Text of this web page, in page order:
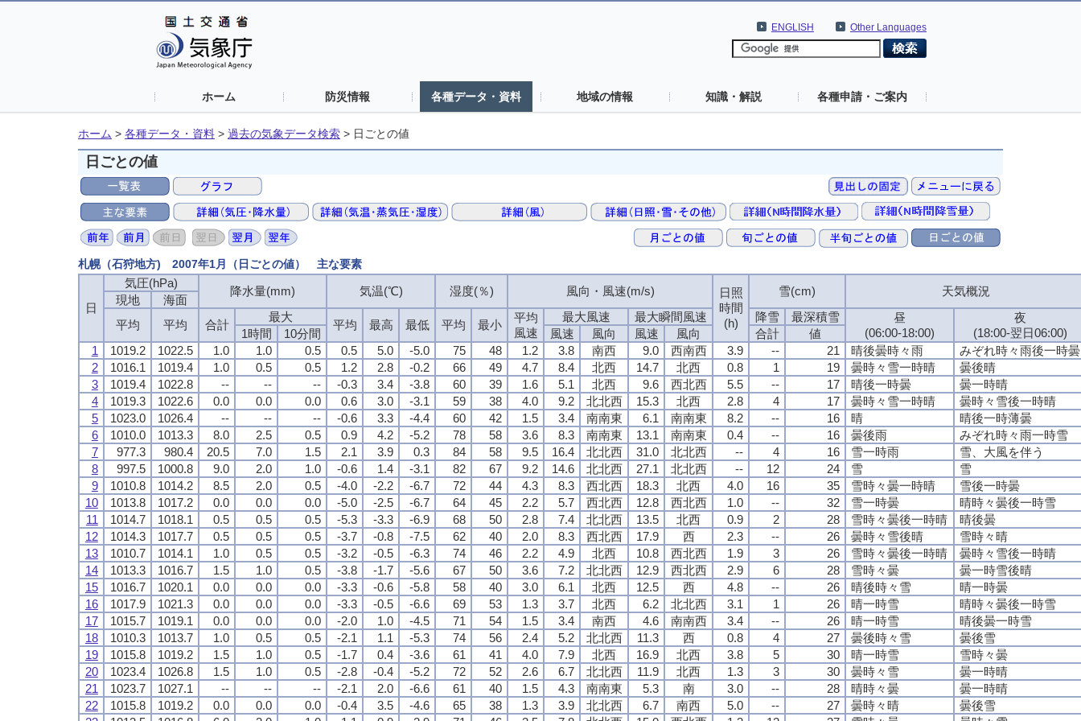
Other Languages
ENGLISH
ホーム 防災情報 各種データ・資料 地域の情報 知識・解説 各種申請・ご案内
ホーム > 各種データ・資料 > 過去の気象データ検索 > 日ごとの値
日ごとの値
札幌（石狩地方) 2007年1月（日ごとの値） 主な要素
日
気圧(hPa)
降水量(mm) 気温(℃) 湿度(％) 風向・風速(m/s)
日照
時間
(h)
雪(cm) 天気概況
現地
海面
平均
平均 合計
最大
平均 最高 最低 平均 最小
平均
風速
最大風速 最大瞬間風速 降雪 最深積雪
昼
(06:00-18:00)
夜
(18:00-翌日06:00)
1時間 10分間 風速 風向 風速 風向 合計
値
1
1019.2 1022.5 1.0 1.0 0.5 0.5 5.0 -5.0 75 48 1.2 3.8 南西 9.0 西南西 3.9 -- 21 晴後曇時々雨
みぞれ時々雨後一時曇
2
1016.1 1019.4 1.0 0.5 0.5 1.2 2.8 -0.2 66 49 4.7 8.4 北西 14.7 北西 0.8 1 19 曇時々雪一時晴
曇後晴
3
1019.4 1022.8 -- -- -- -0.3 3.4 -3.8 60 39 1.6 5.1 北西 9.6 西北西 5.5 -- 17 晴後一時曇
曇一時晴
4
1019.3 1022.6 0.0 0.0 0.0 0.6 3.0 -3.1 59 38 4.0 9.2 北北西 15.3 北西 2.8 4 17 曇時々雪一時晴
曇時々雪後一時晴
5
1023.0 1026.4 -- -- -- -0.6 3.3 -4.4 60 42 1.5 3.4 南南東 6.1 南南東 8.2 -- 16 晴
晴後一時薄曇
6
1010.0 1013.3 8.0 2.5 0.5 0.9 4.2 -5.2 78 58 3.6 8.3 南南東 13.1 南南東 0.4 -- 16 曇後雨
みぞれ時々雨一時雪
7
977.3 980.4 20.5 7.0 1.5 2.1 3.9 0.3 84 58 9.5 16.4 北北西 31.0 北北西 -- 4 16 雪一時雨
雪、大風を伴う
8
997.5 1000.8 9.0 2.0 1.0 -0.6 1.4 -3.1 82 67 9.2 14.6 北北西 27.1 北北西 -- 12 24 雪
雪
9
1010.8 1014.2 8.5 2.0 0.5 -4.0 -2.2 -6.7 72 44 4.3 8.3 西北西 18.3 北西 4.0 16 35 雪時々曇一時晴
雪後一時曇
10
1013.8 1017.2 0.0 0.0 0.0 -5.0 -2.5 -6.7 64 45 2.2 5.7 西北西 12.8 西北西 1.0 -- 32 雪一時曇
晴時々曇後一時雪
11
1014.7 1018.1 0.5 0.5 0.5 -5.3 -3.3 -6.9 68 50 2.8 7.4 北北西 13.5 北西 0.9 2 28 雪時々曇後一時晴
晴後曇
12
1014.3 1017.7 0.5 0.5 0.5 -3.7 -0.8 -7.5 62 40 2.0 8.3 西北西 17.9 西 2.3 -- 26 曇時々雪後晴
雪時々晴
13
1010.7 1014.1 1.0 0.5 0.5 -3.2 -0.5 -6.3 74 46 2.2 4.9 北西 10.8 西北西 1.9 3 26 雪時々曇後一時晴
曇時々雪後一時晴
14
1013.3 1016.7 1.5 1.0 0.5 -3.8 -1.7 -5.6 67 50 3.6 7.2 北北西 12.9 西北西 2.9 6 28 雪時々曇
曇一時雪後晴
15
1016.7 1020.1 0.0 0.0 0.0 -3.3 -0.6 -5.8 58 40 3.0 6.1 北西 12.5 西 4.8 -- 26 晴後時々雪
晴一時曇
16
1017.9 1021.3 0.0 0.0 0.0 -3.3 -0.5 -6.6 69 53 1.3 3.7 北西 6.2 北北西 3.1 1 26 晴一時雪
晴時々曇後一時雪
17
1015.7 1019.1 0.0 0.0 0.0 -2.0 1.0 -4.5 71 54 1.5 3.4 南西 4.6 南南西 3.4 -- 26 晴一時雪
晴後曇一時雪
18
1010.3 1013.7 1.0 0.5 0.5 -2.1 1.1 -5.3 74 56 2.4 5.2 北北西 11.3 西 0.8 4 27 曇後時々雪
曇後雪
19
1015.8 1019.2 1.5 1.0 0.5 -1.7 0.4 -3.6 61 41 4.0 7.9 北西 16.9 北西 3.8 5 30 晴一時雪
雪時々曇
20
1023.4 1026.8 1.5 1.0 0.5 -2.8 -0.4 -5.2 72 52 2.6 6.7 北北西 11.9 北西 1.3 3 30 曇時々雪
曇一時晴
21
1023.7 1027.1 -- -- -- -2.1 2.0 -6.6 61 40 1.5 4.3 南南東 5.3 南 3.0 -- 28 晴時々曇
曇一時晴
22
1015.8 1019.2 0.0 0.0 0.0 -0.4 3.5 -4.6 65 38 1.3 3.9 北北西 6.7 南西 5.0 -- 27 曇時々晴
曇後雪